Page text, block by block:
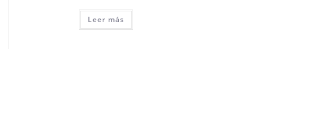
Leer más